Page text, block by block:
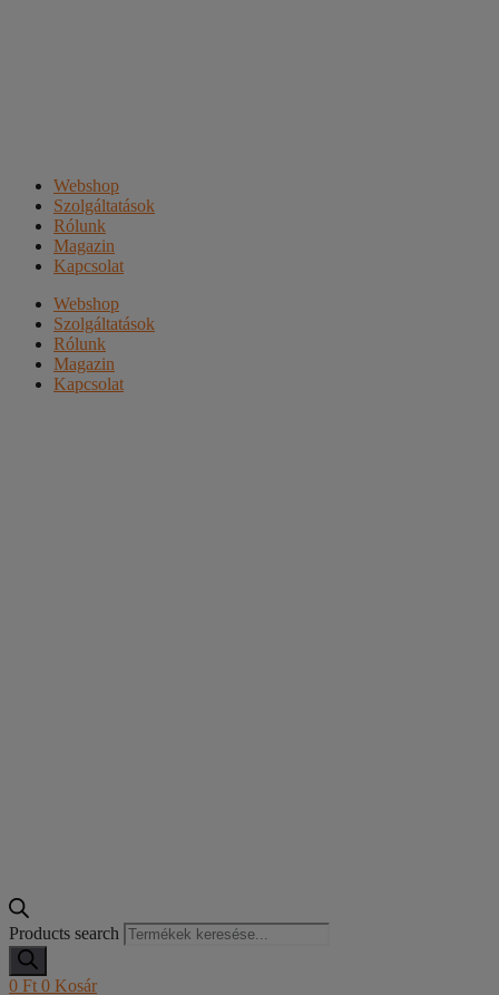
Webshop
Szolgáltatások
Rólunk
Magazin
Kapcsolat
Webshop
Szolgáltatások
Rólunk
Magazin
Kapcsolat
Products search
0 Ft 0 Kosár